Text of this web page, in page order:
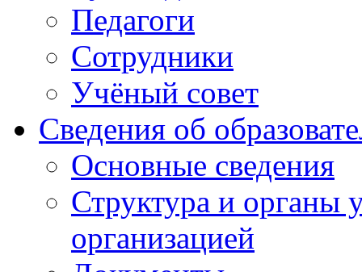
Педагоги
Сотрудники
Учёный совет
Сведения об
Основные сведения
Структура и органы
организацией